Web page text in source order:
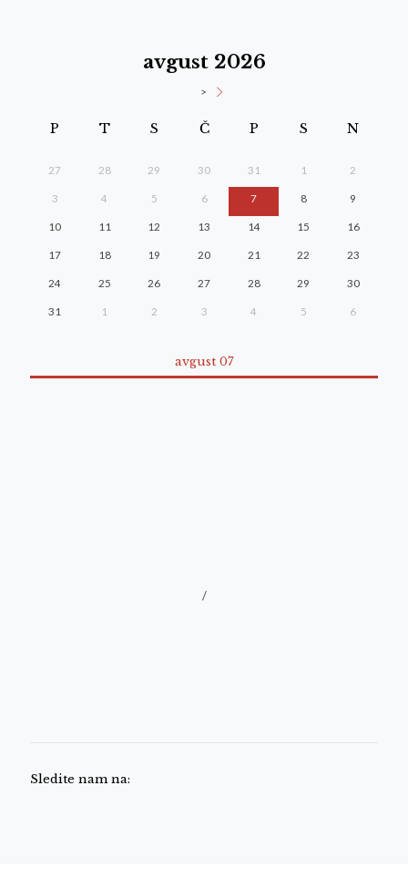
avgust 2026
>
P T S Č P S N
27 28 29 30 31 1 2
3 4 5 6 7 8 9
10 11 12 13 14 15 16
17 18 19 20 21 22 23
24 25 26 27 28 29 30
31 1 2 3 4 5 6
avgust 07
/
Sledite nam na: